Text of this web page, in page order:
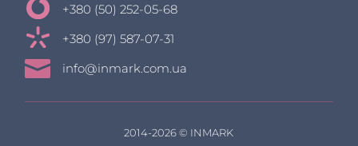
+380 (50) 252-05-68
+380 (97) 587-07-31
 info@inmark.com.ua
2014-2026 © INMARK